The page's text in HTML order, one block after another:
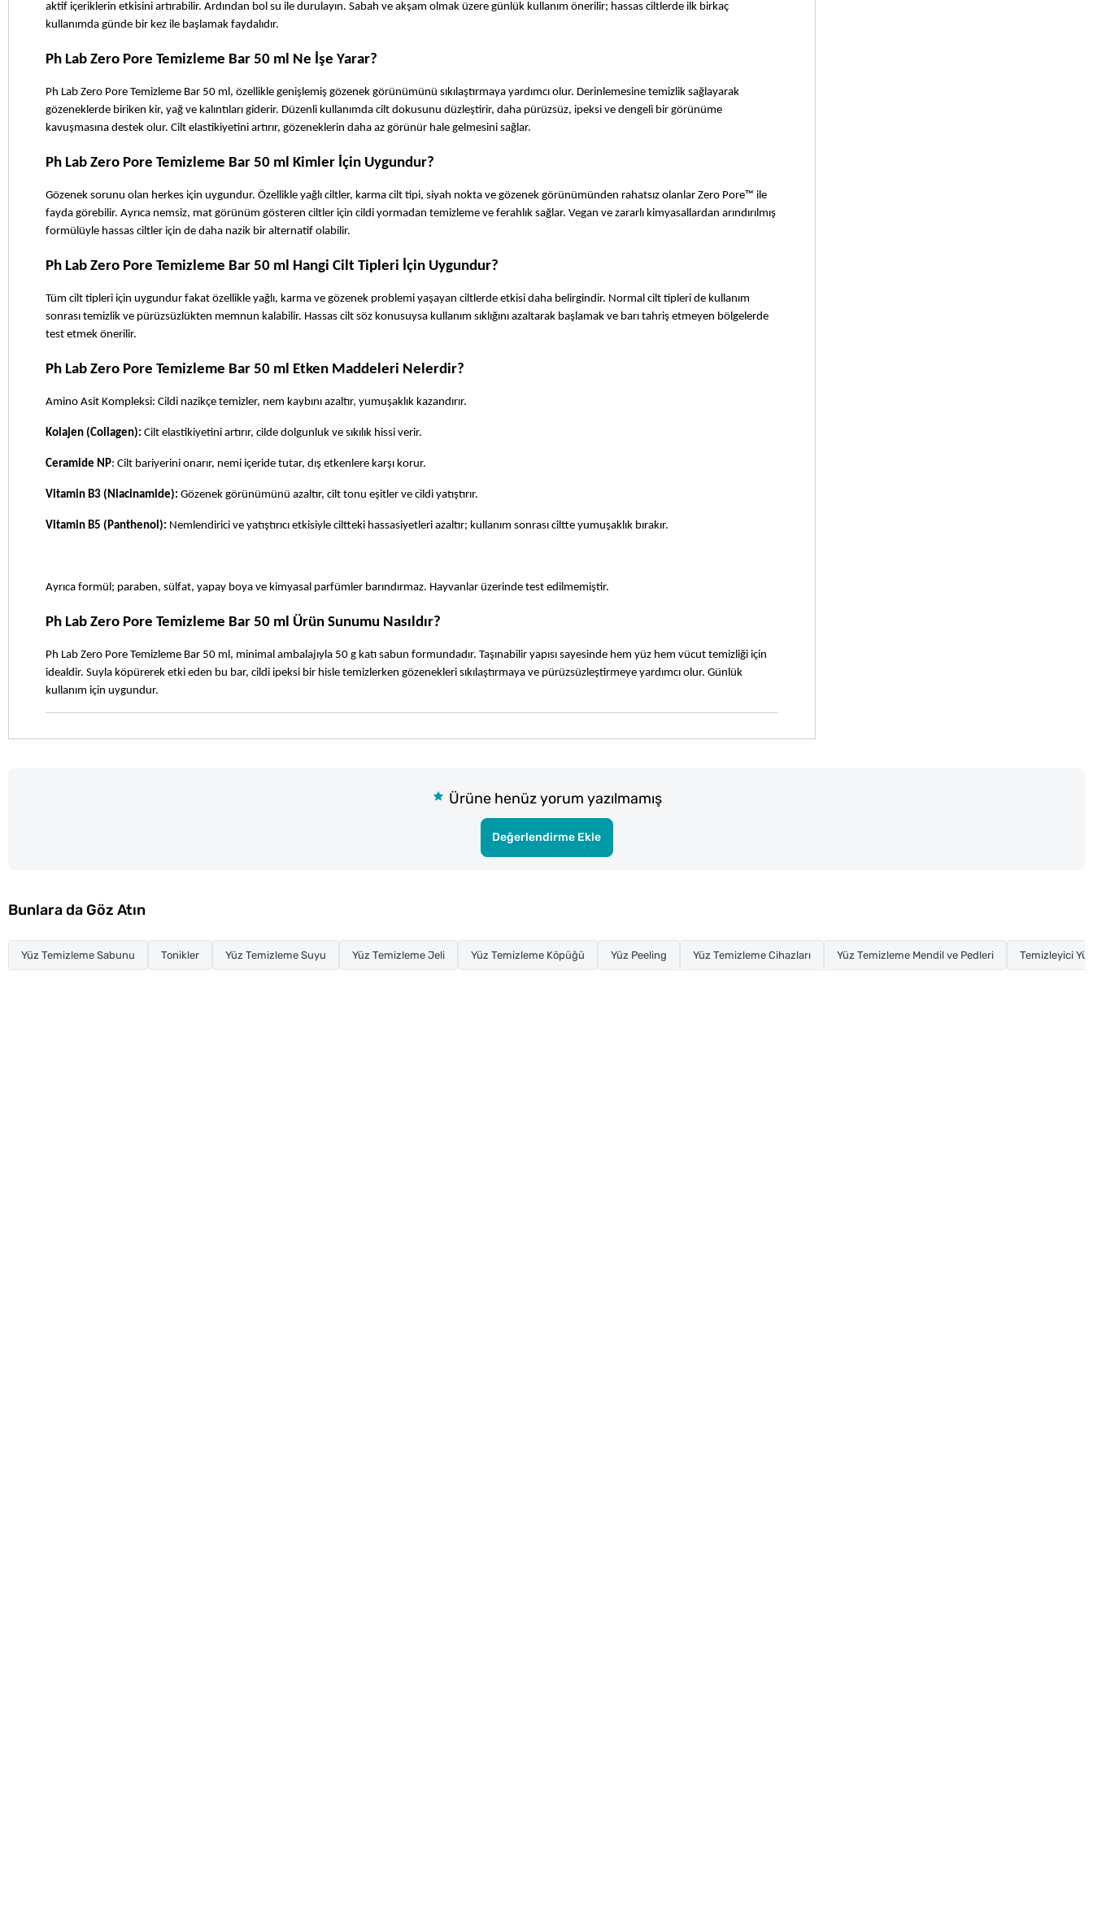
aktif içeriklerin etkisini artırabilir. Ardından bol su ile durulayın. Sabah ve akşam olmak üzere günlük kullanım önerilir; hassas ciltlerde ilk birkaç
kullanımda günde bir kez ile başlamak faydalıdır.
Ph Lab Zero Pore Temizleme Bar 50 ml Ne İşe Yarar?
Ph Lab Zero Pore Temizleme Bar 50 ml, özellikle genişlemiş gözenek görünümünü sıkılaştırmaya yardımcı olur. Derinlemesine temizlik sağlayarak
gözeneklerde biriken kir, yağ ve kalıntıları giderir. Düzenli kullanımda cilt dokusunu düzleştirir, daha pürüzsüz, ipeksi ve dengeli bir görünüme
kavuşmasına destek olur. Cilt elastikiyetini artırır, gözeneklerin daha az görünür hale gelmesini sağlar.
Ph Lab Zero Pore Temizleme Bar 50 ml Kimler İçin Uygundur?
Gözenek sorunu olan herkes için uygundur. Özellikle yağlı ciltler, karma cilt tipi, siyah nokta ve gözenek görünümünden rahatsız olanlar Zero Pore™ ile
fayda görebilir. Ayrıca nemsiz, mat görünüm gösteren ciltler için cildi yormadan temizleme ve ferahlık sağlar. Vegan ve zararlı kimyasallardan arındırılmış
formülüyle hassas ciltler için de daha nazik bir alternatif olabilir.
Ph Lab Zero Pore Temizleme Bar 50 ml Hangi Cilt Tipleri İçin Uygundur?
Tüm cilt tipleri için uygundur fakat özellikle yağlı, karma ve gözenek problemi yaşayan ciltlerde etkisi daha belirgindir. Normal cilt tipleri de kullanım
sonrası temizlik ve pürüzsüzlükten memnun kalabilir. Hassas cilt söz konusuysa kullanım sıklığını azaltarak başlamak ve barı tahriş etmeyen bölgelerde
test etmek önerilir.
Ph Lab Zero Pore Temizleme Bar 50 ml Etken Maddeleri Nelerdir?
Amino Asit Kompleksi: Cildi nazikçe temizler, nem kaybını azaltır, yumuşaklık kazandırır.
Kolajen (Collagen): Cilt elastikiyetini artırır, cilde dolgunluk ve sıkılık hissi verir.
Ceramide NP: Cilt bariyerini onarır, nemi içeride tutar, dış etkenlere karşı korur.
Vitamin B3 (Niacinamide): Gözenek görünümünü azaltır, cilt tonu eşitler ve cildi yatıştırır.
Vitamin B5 (Panthenol): Nemlendirici ve yatıştırıcı etkisiyle ciltteki hassasiyetleri azaltır; kullanım sonrası ciltte yumuşaklık bırakır.
Ayrıca formül; paraben, sülfat, yapay boya ve kimyasal parfümler barındırmaz. Hayvanlar üzerinde test edilmemiştir.
Ph Lab Zero Pore Temizleme Bar 50 ml Ürün Sunumu Nasıldır?
Ph Lab Zero Pore Temizleme Bar 50 ml, minimal ambalajıyla 50 g katı sabun formundadır. Taşınabilir yapısı sayesinde hem yüz hem vücut temizliği için
idealdir. Suyla köpürerek etki eden bu bar, cildi ipeksi bir hisle temizlerken gözenekleri sıkılaştırmaya ve pürüzsüzleştirmeye yardımcı olur. Günlük
kullanım için uygundur.
Ürüne henüz yorum yazılmamış
Değerlendirme Ekle
Bunlara da Göz Atın
Yüz Temizleme Sabunu Tonikler Yüz Temizleme Suyu Yüz Temizleme Jeli Yüz Temizleme Köpüğü Yüz Peeling Yüz Temizleme Cihazları Yüz Temizleme Mendil ve Pedleri Temizleyici